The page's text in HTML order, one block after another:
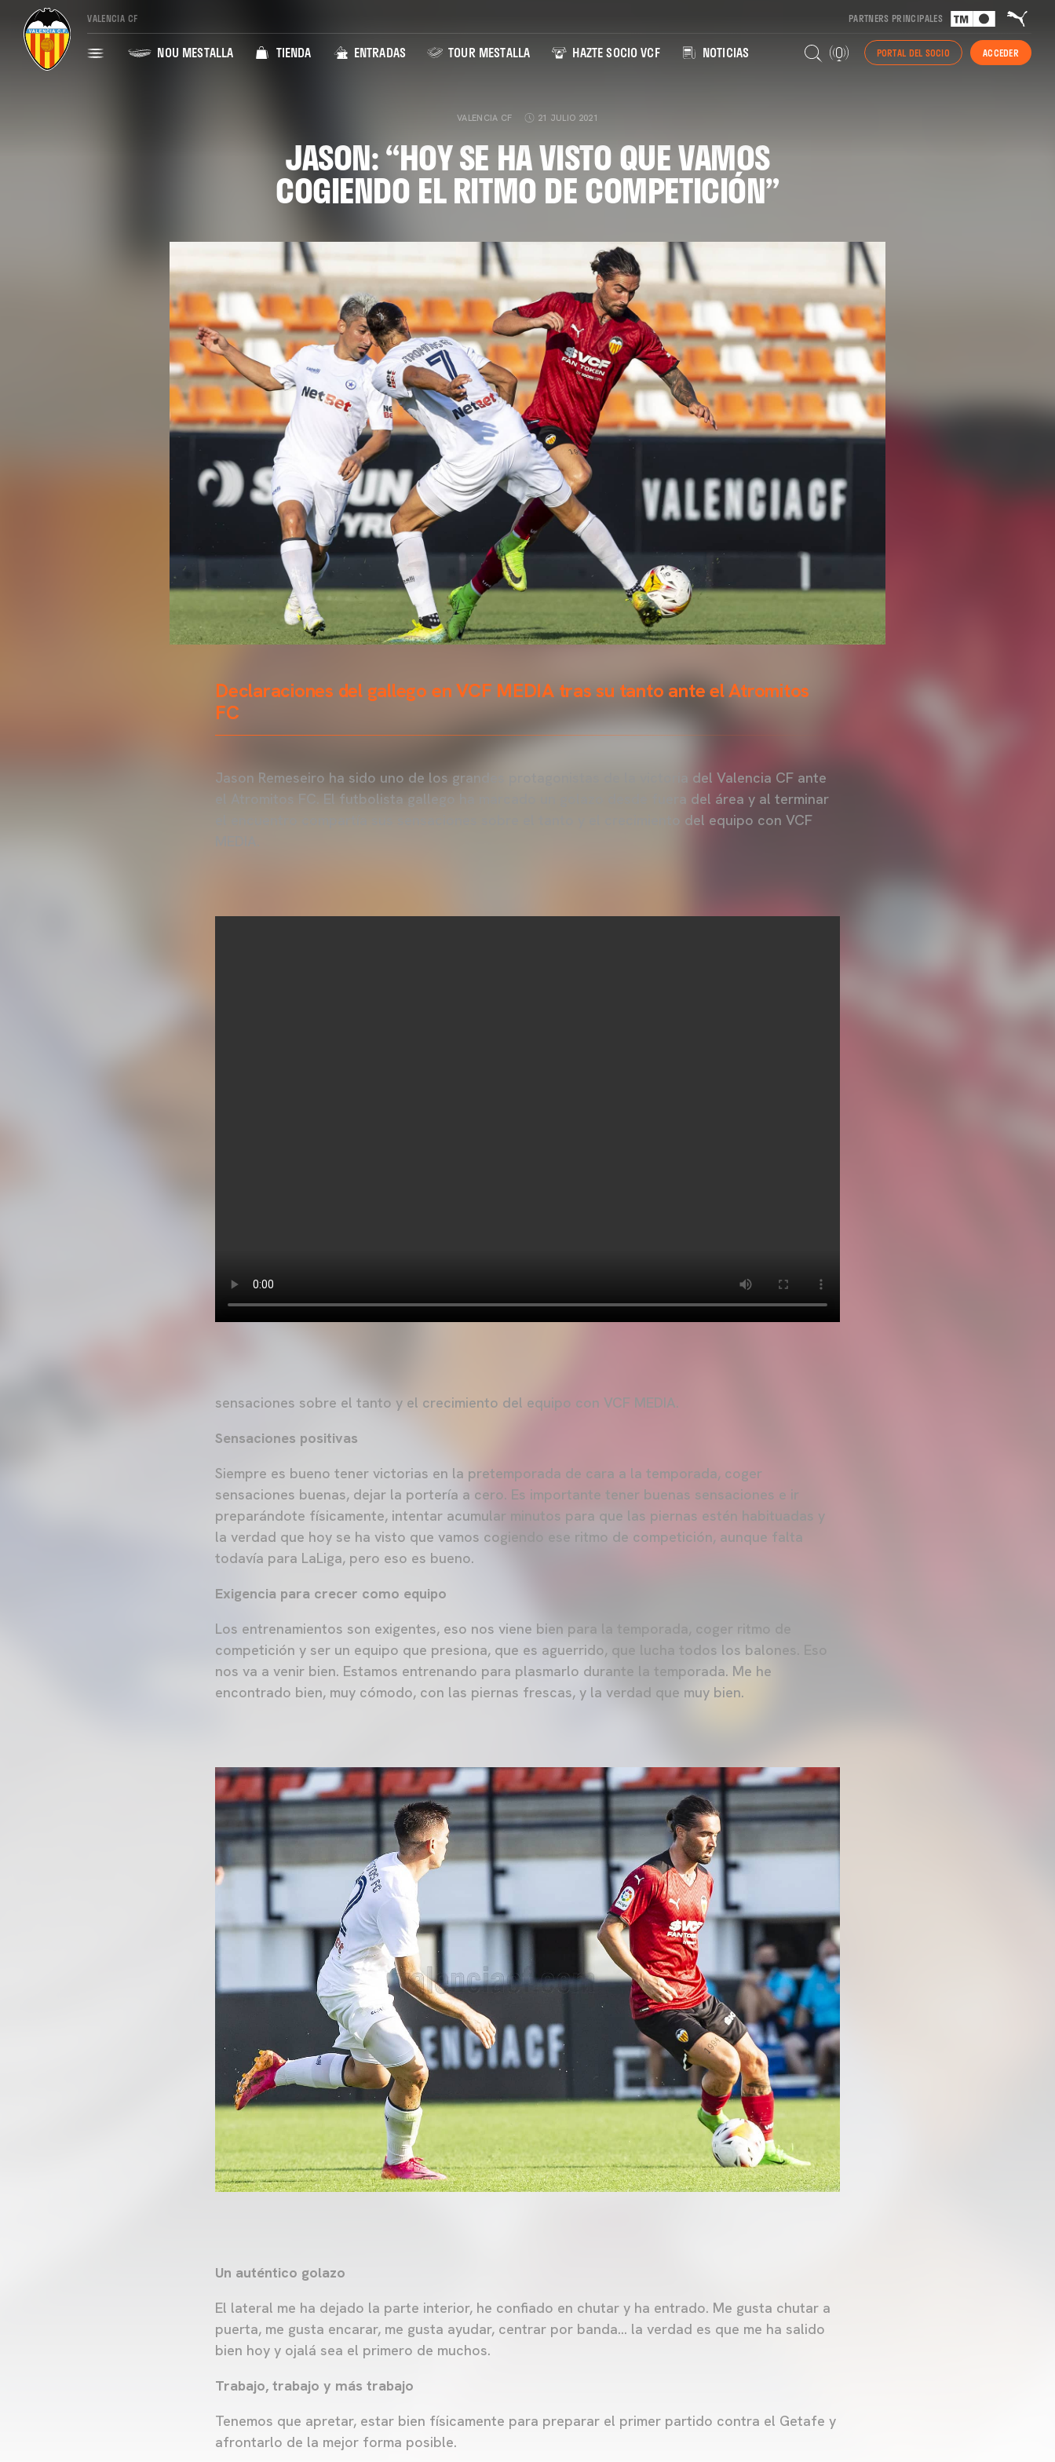
VALENCIA CF PARTNERS PRINCIPALES
NOU MESTALLA TIENDA ENTRADAS TOUR MESTALLA HAZTE SOCIO VCF NOTICIAS PORTAL DEL SOCIO ACCEDER
VALENCIA CF 21 JULIO 2021
JASON: “HOY SE HA VISTO QUE VAMOS
COGIENDO EL RITMO DE COMPETICIÓN”
Declaraciones del gallego en VCF MEDIA tras su tanto ante el Atromitos
FC
Jason Remeseiro ha sido uno de los grandes protagonistas de la victoria del Valencia CF ante
el Atromitos FC. El futbolista gallego ha marcado un golazo desde fuera del área y al terminar
el encuentro compartía sus sensaciones sobre el tanto y el crecimiento del equipo con VCF
sensaciones sobre el tanto y el crecimiento del equipo con VCF MEDIA.
Sensaciones positivas
Siempre es bueno tener victorias en la pretemporada de cara a la temporada, coger
sensaciones buenas, dejar la portería a cero. Es importante tener buenas sensaciones e ir
preparándote físicamente, intentar acumular minutos para que las piernas estén habituadas y
la verdad que hoy se ha visto que vamos cogiendo ese ritmo de competición, aunque falta
todavía para LaLiga, pero eso es bueno.
Exigencia para crecer como equipo
Los entrenamientos son exigentes, eso nos viene bien para la temporada, coger ritmo de
competición y ser un equipo que presiona, que es aguerrido, que lucha todos los balones. Eso
nos va a venir bien. Estamos entrenando para plasmarlo durante la temporada. Me he
encontrado bien, muy cómodo, con las piernas frescas, y la verdad que muy bien.
Un auténtico golazo
El lateral me ha dejado la parte interior, he confiado en chutar y ha entrado. Me gusta chutar a
puerta, me gusta encarar, me gusta ayudar, centrar por banda… la verdad es que me ha salido
bien hoy y ojalá sea el primero de muchos.
Trabajo, trabajo y más trabajo
Tenemos que apretar, estar bien físicamente para preparar el primer partido contra el Getafe y
afrontarlo de la mejor forma posible.